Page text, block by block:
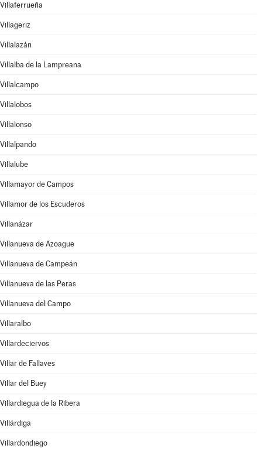
Villaferrueña
Villageriz
Villalazán
Villalba de la Lampreana
Villalcampo
Villalobos
Villalonso
Villalpando
Villalube
Villamayor de Campos
Villamor de los Escuderos
Villanázar
Villanueva de Azoague
Villanueva de Campeán
Villanueva de las Peras
Villanueva del Campo
Villaralbo
Villardeciervos
Villar de Fallaves
Villar del Buey
Villardiegua de la Ribera
Villárdiga
Villardondiego